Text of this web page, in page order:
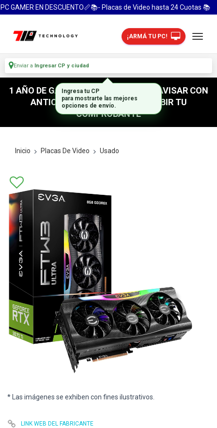
GAMER EN DESCUENTO📏📚- Placas de Video hasta 24 Cuotas 📚
¡ARMÁ TU PC!
Enviar a Ingresar CP y ciudad
1 AÑO DE GARANTIA! / PARA RETIRO AVISAR CON
ANTICIPACION / NO OLVIDES SUBIR TU
COMPROBANTE
Inicio Placas De Video Usado
* Las imágenes se exhiben con fines ilustrativos.
LINK WEB DEL FABRICANTE
Ingresa tu CP
para mostrarte las mejores
opciones de envío.